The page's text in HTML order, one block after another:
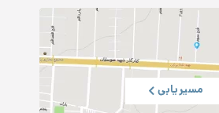
مسیریابی